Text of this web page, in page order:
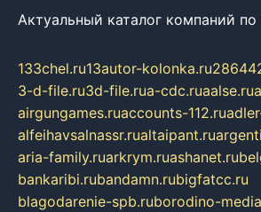
Актуальный каталог компаний
133chel.ru13autor-kolonka.ru
3-d-file.ru3d-file.rua-cdc.ruaalse.ru
airgungames.ruaccounts-112.ru
alfeihavsalnassr.rualtaipant.ru
aria-family.ruarkrym.ruashanet.ru
bankaribi.rubandamn.rubigfatcc.ru
blagodarenie-spb.ruborodino-